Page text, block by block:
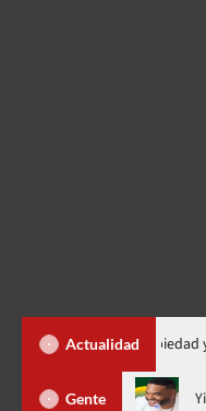
Actualidad
de propiedad y un
Gente
ahora en nuevo horario